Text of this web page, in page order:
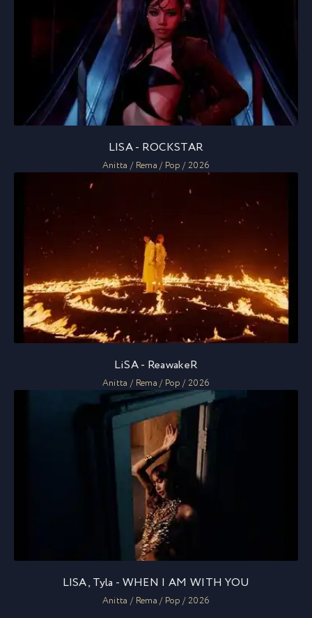
LISA - ROCKSTAR
Anitta / Rema / Pop / 2026
LiSA - ReawakeR
Anitta / Rema / Pop / 2026
LISA, Tyla - WHEN I AM WITH YOU
Anitta / Rema / Pop / 2026